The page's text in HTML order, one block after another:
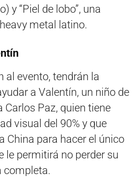
y “Piel de lobo”, una
metal latino.
al evento, tendrán la
a Valentín, un niño de
Carlos Paz, quien tiene
visual del 90% y que
China para hacer el único
le permitirá no perder su
completa.